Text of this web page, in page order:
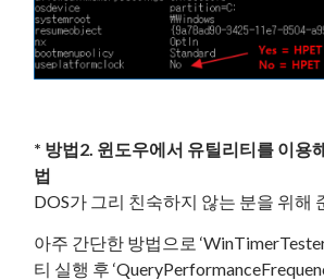
* 방법2. 윈도우에서 유틸리티를 이용
법
DOS가 그리 친숙하지 않는 분을 위해
아주 간단한 방법으로
티 실행 후